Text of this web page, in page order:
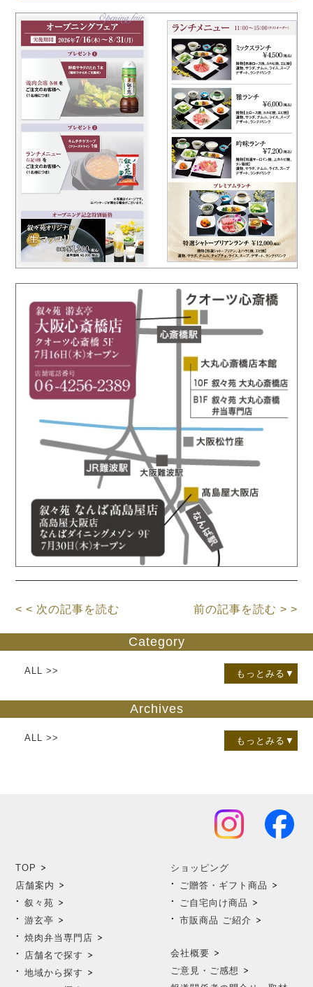
< < 次の記事を読む 前の記事を読む > >
Category
ALL >> もっとみる▼
Archives
ALL >> もっとみる▼
TOP
店舗案内
叙々苑
游玄亭
焼肉弁当専門店
店舗名で探す
地域から探す
ショッピング
ご贈答・ギフト商品
ご自宅向け商品
市販商品 ご紹介
会社概要
ご意見・ご感想